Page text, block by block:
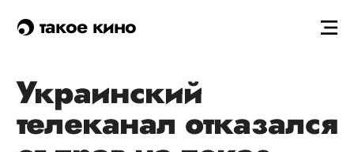
такое кино
Украинский
телеканал отказался